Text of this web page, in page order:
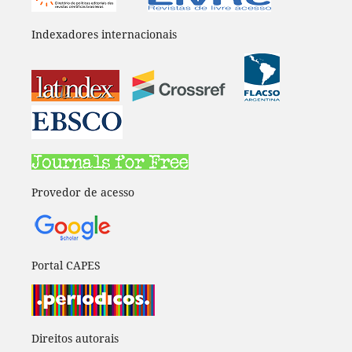
Indexadores internacionais
Provedor de acesso
Portal CAPES
Direitos autorais